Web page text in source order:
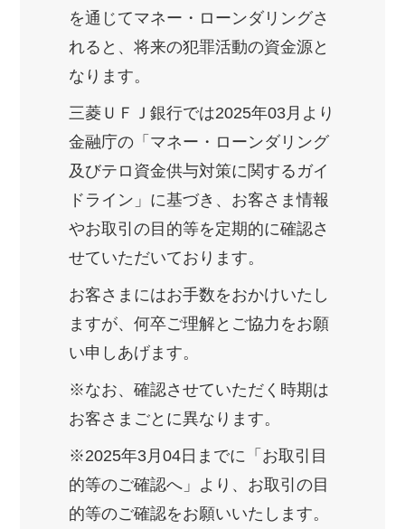
を通じてマネー・ローンダリングさ
れると、将来の犯罪活動の資金源と
なります。
三菱ＵＦＪ銀行では2025年03月より
金融庁の「マネー・ローンダリング
及びテロ資金供与対策に関するガイ
ドライン」に基づき、お客さま情報
やお取引の目的等を定期的に確認さ
せていただいております。
お客さまにはお手数をおかけいたし
ますが、何卒ご理解とご協力をお願
い申しあげます。
※なお、確認させていただく時期は
お客さまごとに異なります。
※2025年3月04日までに「お取引目
的等のご確認へ」より、お取引の目
的等のご確認をお願いいたします。